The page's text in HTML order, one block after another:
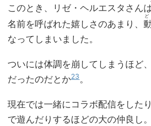
このとき、リゼ・ヘルエスタさん
名前を呼ばれた嬉しさのあまり、
ど
なってしまいました。
ついには体調を崩してしまうほど
だったのだとか23。
現在では一緒にコラボ配信をした
で遊んだりするほどの大の仲良し。